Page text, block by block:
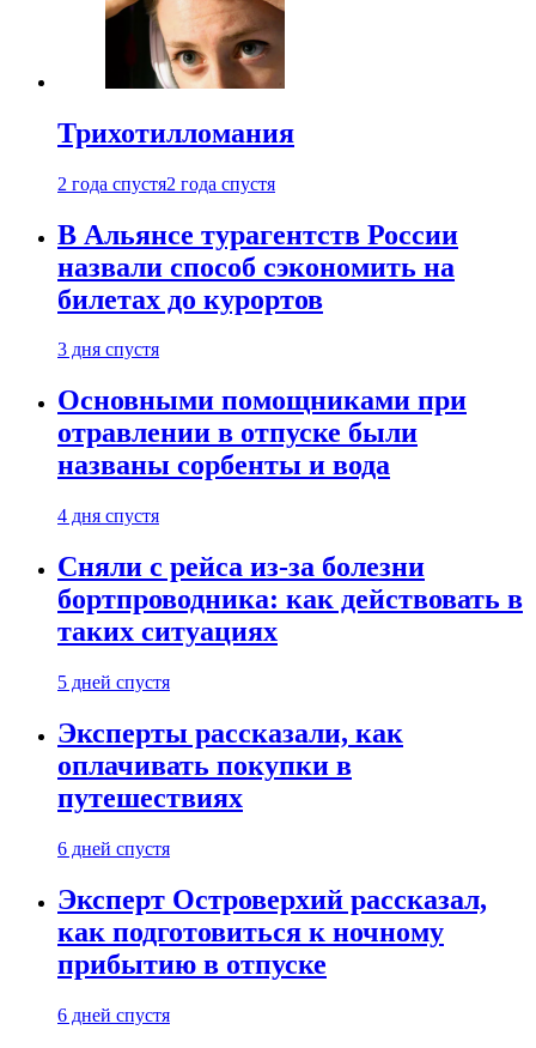
Трихотилломания
2 года спустя2 года спустя
В Альянсе турагентств России
назвали способ сэкономить на
билетах до курортов
3 дня спустя
Основными помощниками при
отравлении в отпуске были
названы сорбенты и вода
4 дня спустя
Сняли с рейса из-за болезни
бортпроводника: как действовать в
таких ситуациях
5 дней спустя
Эксперты рассказали, как
оплачивать покупки в
путешествиях
6 дней спустя
Эксперт Островерхий рассказал,
как подготовиться к ночному
прибытию в отпуске
6 дней спустя